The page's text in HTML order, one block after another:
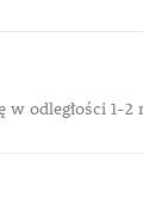
odległości 1-2